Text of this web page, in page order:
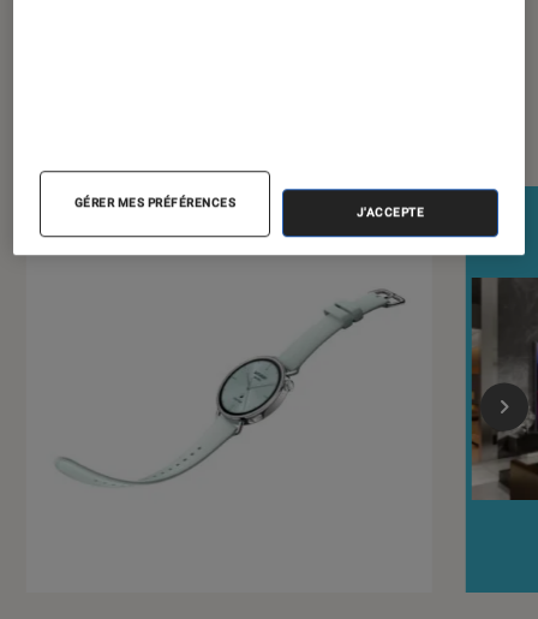
GÉRER MES PRÉFÉRENCES
J'ACCEPTE